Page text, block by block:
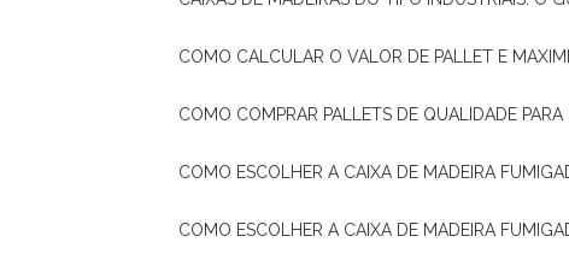
COMO CALCULAR O VALOR DE PALLET E
COMO COMPRAR PALLETS DE QUALIDADE
COMO ESCOLHER A CAIXA DE MADEIRA
COMO ESCOLHER A CAIXA DE MADEIRA